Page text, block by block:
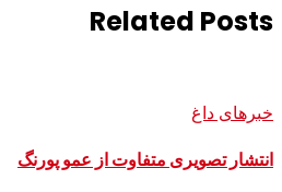
Related Posts
خبرهای داغ
انتشار تصویری متفاوت از عمو پورنگ